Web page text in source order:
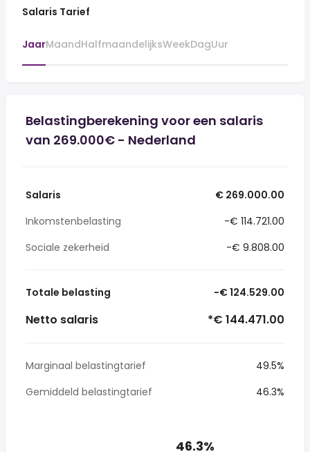
Salaris Tarief
JaarMaandHalfmaandelijksWeekDagUur
Belastingberekening voor een salaris
van 269.000€ - Nederland
Salaris
€ 269.000.00
Inkomstenbelasting
-€ 114.721.00
Sociale zekerheid
-€ 9.808.00
Totale belasting -€ 124.529.00
Netto salaris *€ 144.471.00
Marginaal belastingtarief
49.5%
Gemiddeld belastingtarief
46.3%
46.3%